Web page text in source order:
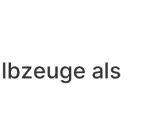
als